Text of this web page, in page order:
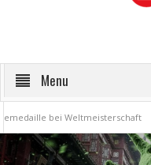
Menu
bei Weltmeisterschaft